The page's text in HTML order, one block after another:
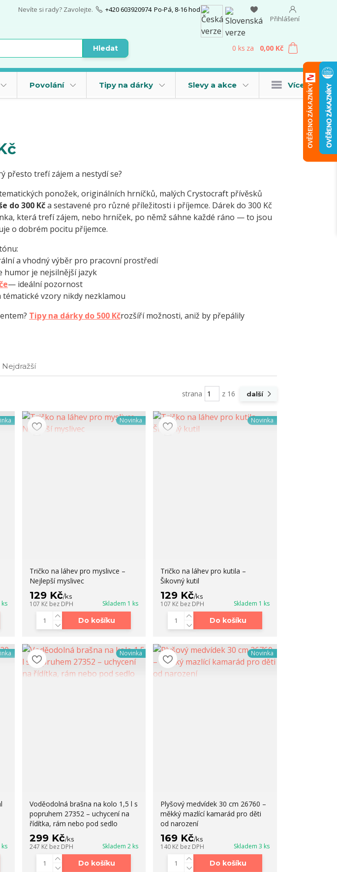
Přihlášení
Hledat
Nevíte si rady? Zavolejte. +420 603920974 Po-Pá, 8-16 hod.
0 ks za 0,00 Kč
Povolání Tipy na dárky Slevy a akce Více
přesto trefí zájem a nestydí se?
ponožek, originálních hrníčků, malých Crystocraft přívěsků
do 300 Kča sestavené pro různé příležitosti i příjemce. Dárek do 300 Kč
která trefí zájem, nebo hrníček, po němž sáhne každé ráno — to jsou
o dobrém pocitu příjemce.
a vhodný výběr pro pracovní prostředí
je nejsilnější jazyk
— ideální pozornost
vzory nikdy nezklamou
Tipy na dárky do 500 Kčrozšíří možnosti, aniž by přepálily
Nejdražší
strana z 16 další
Novinka
Tričko na láhev pro myslivce –
Nejlepší myslivec
129 Kč/ks
107 Kč bez DPH Skladem 1 ks
Do košíku
Novinka
Tričko na láhev pro kutila –
Šikovný kutil
129 Kč/ks
107 Kč bez DPH Skladem 1 ks
Do košíku
Novinka
Voděodolná brašna na kolo 1,5 l s
popruhem 27352 – uchycení na
řídítka, rám nebo pod sedlo
299 Kč/ks
247 Kč bez DPH Skladem 2 ks
Do košíku
Novinka
Plyšový medvídek 30 cm 26760 –
měkký mazlící kamarád pro děti
od narození
169 Kč/ks
140 Kč bez DPH Skladem 3 ks
Do košíku
OVĚŘENO ZÁKAZNÍKY